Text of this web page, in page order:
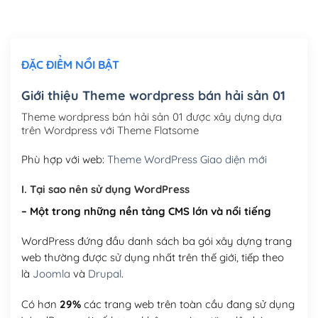
Mua thêm Host + Tên miền
Tên miền Việt Nam .vn (1 năm) (+550,000₫)
Hosting 5GB SSD (1 năm)
ĐẶC ĐIỂM NỔI BẬT
Giới thiệu Theme wordpress bán hải sản 01
Theme wordpress bán hải sản 01 được xây dựng dựa
trên Wordpress với Theme Flatsome
Phù hợp với web: Theme WordPress Giao diện mới
I. Tại sao nên sử dụng WordPress
– Một trong những nền tảng CMS lớn và nổi tiếng
WordPress đứng đầu danh sách ba gói xây dựng trang
web thường được sử dụng nhất trên thế giới, tiếp theo
là Joomla và Drupal.
Có hơn 29%các trang web trên toàn cầu đang sử dụng